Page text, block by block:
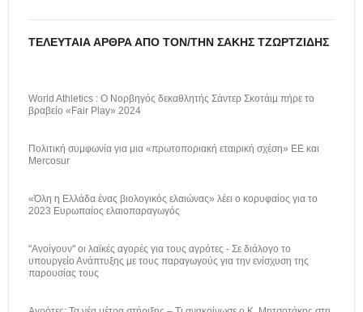
ΤΕΛΕΥΤΑΊΑ ΆΡΘΡΑ ΑΠΌ ΤΟΝ/ΤΗΝ ΣΆΚΗΣ ΤΖΩΡΤΖΊΔΗΣ
World Athletics : Ο Νορβηγός δεκαθλητής Σάντερ Σκοτάιμ πήρε το
βραβείο «Fair Play» 2024
Πολιτική συμφωνία για μια «πρωτοποριακή εταιρική σχέση» ΕΕ και
Mercosur
«Όλη η Ελλάδα ένας βιολογικός ελαιώνας» λέει ο κορυφαίος για το
2023 Ευρωπαίος ελαιοπαραγωγός
"Ανοίγουν" οι λαϊκές αγορές για τους αγρότες - Σε διάλογο το
υπουργείο Ανάπτυξης με τους παραγωγούς για την ενίσχυση της
παρουσίας τους